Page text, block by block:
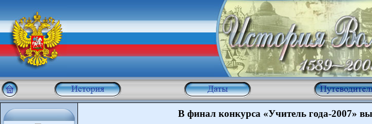
В финал конкурса «Учитель года-2007»